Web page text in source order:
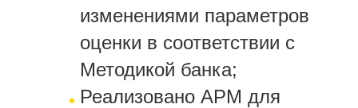
изменениями параметров
оценки в соответствии с
Методикой банка;
Реализовано АРМ для